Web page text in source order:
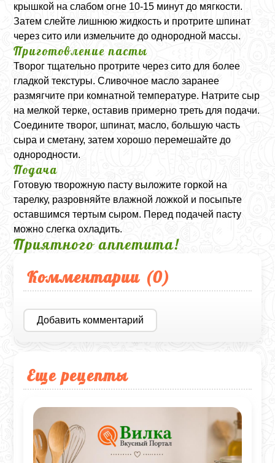
крышкой на слабом огне 10-15 минут до мягкости.
Затем слейте лишнюю жидкость и протрите шпинат
через сито или измельчите до однородной массы.
Приготовление пасты
Творог тщательно протрите через сито для более
гладкой текстуры. Сливочное масло заранее
размягчите при комнатной температуре. Натрите сыр
на мелкой терке, оставив примерно треть для подачи.
Соедините творог, шпинат, масло, большую часть
сыра и сметану, затем хорошо перемешайте до
однородности.
Подача
Готовую творожную пасту выложите горкой на
тарелку, разровняйте влажной ложкой и посыпьте
оставшимся тертым сыром. Перед подачей пасту
можно слегка охладить.
Приятного аппетита!
Комментарии (0)
Добавить комментарий
Еще рецепты